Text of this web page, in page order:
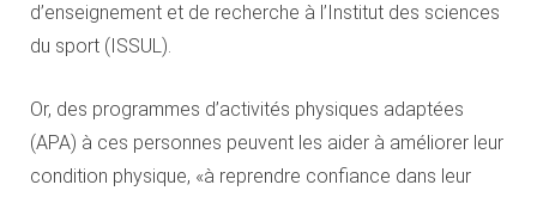
d’enseignement et de recherche à l’Institut des sciences
du sport (ISSUL).
Or, des programmes d’activités physiques adaptées
(APA) à ces personnes peuvent les aider à améliorer leur
condition physique, «à reprendre confiance dans leur